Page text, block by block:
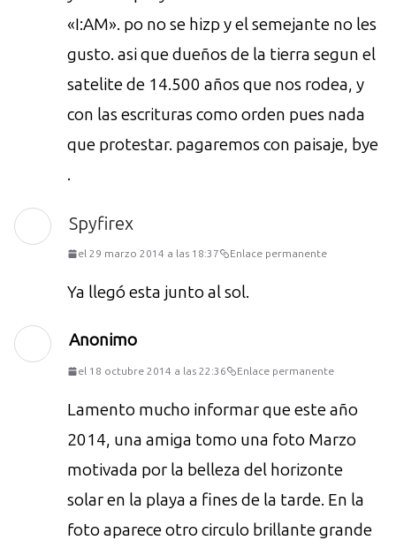
«I:AM». po no se hizp y el semejante no les
gusto. asi que dueños de la tierra segun el
satelite de 14.500 años que nos rodea, y
con las escrituras como orden pues nada
que protestar. pagaremos con paisaje, bye
.
Spyfirex
el 29 marzo 2014 a las 18:37 Enlace permanente
Ya llegó esta junto al sol.
Anonimo
el 18 octubre 2014 a las 22:36 Enlace permanente
Lamento mucho informar que este año
2014, una amiga tomo una foto Marzo
motivada por la belleza del horizonte
solar en la playa a fines de la tarde. En la
foto aparece otro circulo brillante grande